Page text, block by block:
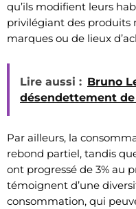
qu’ils modifient leurs
privilégiant des produits
marques ou de lieux
Lire aussi : Bruno
désendettement de
Par ailleurs, la
rebond partiel, tandis
ont progressé de 3% au
témoignent d’une
consommation, qui